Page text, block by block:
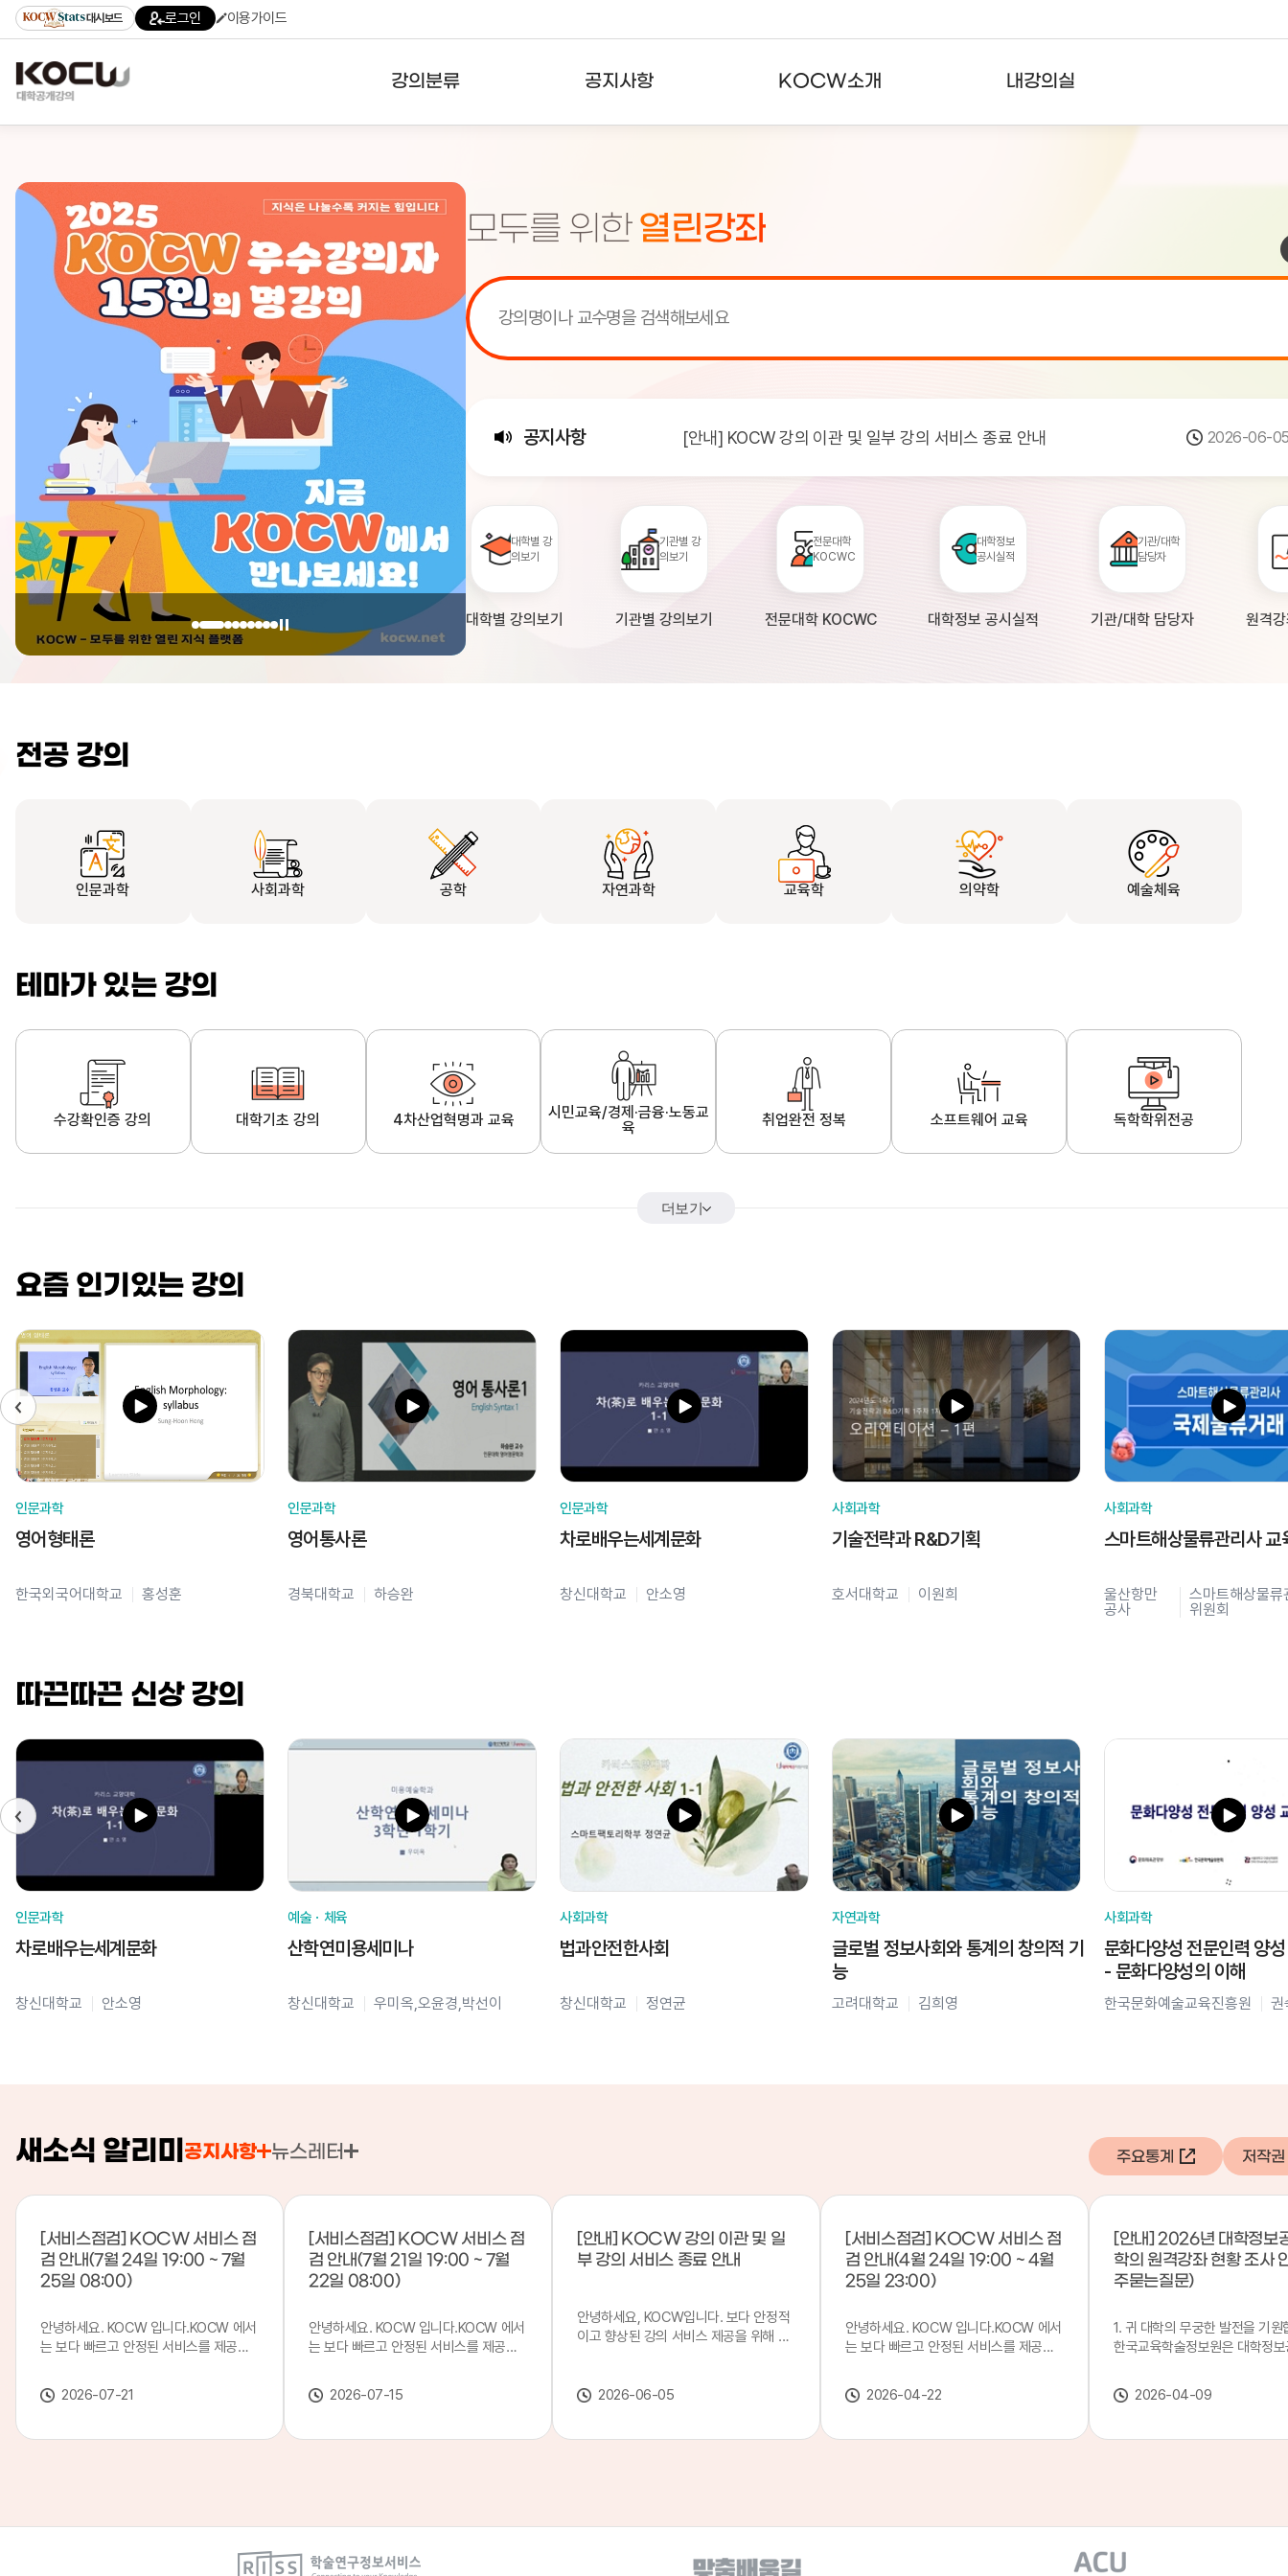
대시보드 로그인 이용가이드
강의분류
기관강의
테마강의
공지사항
주요통계현황
KOCW소개 내강의실
모두를 위한 열린강좌
공지사항
[서비스점검] KOCW 서비스 점검 안내(7월 24일 19:00 ~ 7월... 2026-07-
[안내] KOCW 강의 이관 및 일부 강의 서비스 종료 안내 2026-06-
[안내] 2026년 대학정보공시 대학의 원격강좌 현황 조사 안내(자주묻... 2026-04-
대학별 강
의보기
대학별 강의보기
기관별 강
의보기
기관별 강의보기
전문대학
KOCWC
전문대학 KOCWC
대학정보
공시실적
대학정보 공시실적
기관/대학
담당자
기관/대학 담당자 원격
전공 강의
인문과학 사회과학 공학 자연과학 교육학 의약학 예술체육
테마가 있는 강의
수강확인증 강의 대학기초 강의 4차산업혁명과 교육
시민교육/경제·금융·노동교
육
취업완전 정복 소프트웨어 교육 독학학위전공
더보기
요즘 인기있는 강의
인문과학
영어형태론
한국외국어대학교 홍성훈
인문과학
영어통사론
경북대학교 하승완
인문과학
차로배우는세계문화
창신대학교 안소영
사회과학
기술전략과 R&D기획
호서대학교 이원희
사회과학
스마트해상물류관리사 교
울산항만
공사
스마트해상물류
위원회
따끈따끈 신상 강의
인문과학
차로배우는세계문화
창신대학교 안소영
예술ㆍ체육
산학연미용세미나
창신대학교 우미옥,오윤경,박선이
사회과학
법과안전한사회
창신대학교 정연균
자연과학
글로벌 정보사회와 통계의 창의적 기
능
고려대학교 김희영
사회과학
문화다양성 전문인력 양
- 문화다양성의 이해
한국문화예술교육진흥원 권
새소식 알리미 공지사항 뉴스레터
[서비스점검] KOCW 서비스 점
검 안내(7월 24일 19:00 ~ 7월
25일 08:00)
안녕하세요. KOCW 입니다.KOCW 에서
는 보다 빠르고 안정된 서비스를 제공하
합니다.※ 서비스 점검 작업 일시 : 7월
24일(금) 19:00 ~ 7월 25일(토) 08:00
안 서비스가 일시 중지될 수 있으니, 이
2026-07-21
[서비스점검] KOCW 서비스 점
검 안내(7월 21일 19:00 ~ 7월
22일 08:00)
안녕하세요. KOCW 입니다.KOCW 에서
는 보다 빠르고 안정된 서비스를 제공하
합니다.※ 서비스 점검 작업 일시 : 7월 21
일(화) 19:00 ~ 7월 22일(수) 08:00이
서비스가일시 중지될 수 있으니, 이 점 양
2026-07-15
[안내] KOCW 강의 이관 및 일
부 강의 서비스 종료 안내
안녕하세요, KOCW입니다. 보다 안정적
이고 향상된 강의 서비스 제공을 위해 강
스가 종료될 예정이오니, 이용에 참고하
종료 강의 안내 이관 작업으로 인해 일부
었습니다. 서비스 종료 강의 목록은 아래
2026-06-05
[서비스점검] KOCW 서비스 점
검 안내(4월 24일 19:00 ~ 4월
25일 23:00)
안녕하세요. KOCW 입니다.KOCW 에서
는 보다 빠르고 안정된 서비스를 제공하
합니다.※ 서비스 점검 작업 일시 : 4월
24일(금) 19:00 ~ 4월 25일(토) 23:00
안 일시중지될 예정이오니, 이 점 양해하
2026-04-22
[안내] 2026년 대학정보
학의 원격강좌 현황 조사
주묻는질문)
1. 귀 대학의 무궁한 발전을 기원
한국교육학술정보원은 대학정
본 조사는 2025. 3. 1~2026. 2.
에 운영된 원격강좌(이러닝) 현
강좌(12-바)'에 데이터를 연계할
인시 캠퍼스인 경우 해당 캠퍼스
2026-04-09
주요통계 저작